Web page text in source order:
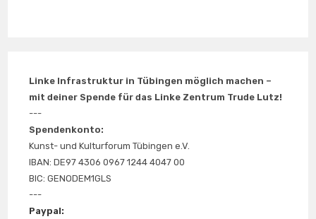
Linke Infrastruktur in Tübingen möglich machen –
mit deiner Spende für das Linke Zentrum Trude Lutz!
---
Spendenkonto:
Kunst- und Kulturforum Tübingen e.V.
IBAN: DE97 4306 0967 1244 4047 00
BIC: GENODEM1GLS
---
Paypal: